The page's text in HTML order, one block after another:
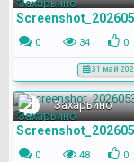
0 34 0
31 май
Захарьино
0 48 0